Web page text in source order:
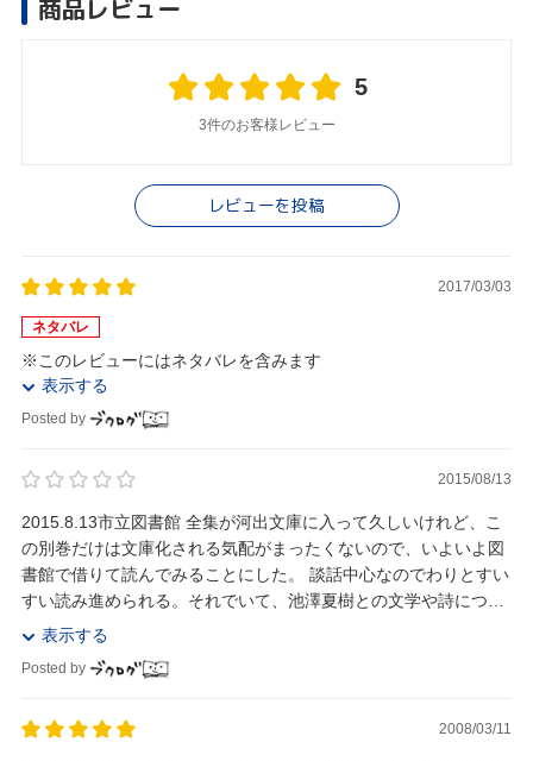
商品レビュー
5
3件のお客様レビュー
レビューを投稿
2017/03/03
ネタバレ
※このレビューにはネタバレを含みます
表示する
Posted by
2015/08/13
2015.8.13市立図書館 全集が河出文庫に入って久しいけれど、こ
の別巻だけは文庫化される気配がまったくないので、いよいよ図
書館で借りて読んでみることにした。 談話中心なのでわりとすい
すい読み進められる。それでいて、池澤夏樹との文学や詩につい
ての話題など内容は深くて「覚えておこ...
表示する
Posted by
2008/03/11